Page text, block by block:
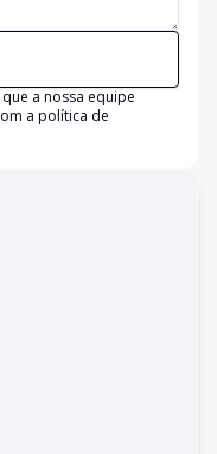
a nossa equipe
a política de